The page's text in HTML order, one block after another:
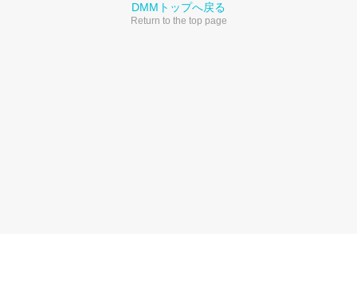
DMMトップへ戻る
Return to the top page